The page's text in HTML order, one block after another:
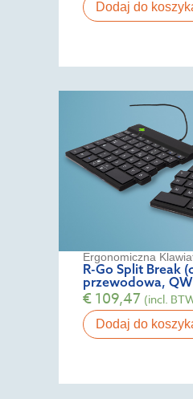
Dodaj do
Ergonomiczna
R-Go Split Break
przewodowa,
€109,47 (incl.
Dodaj do